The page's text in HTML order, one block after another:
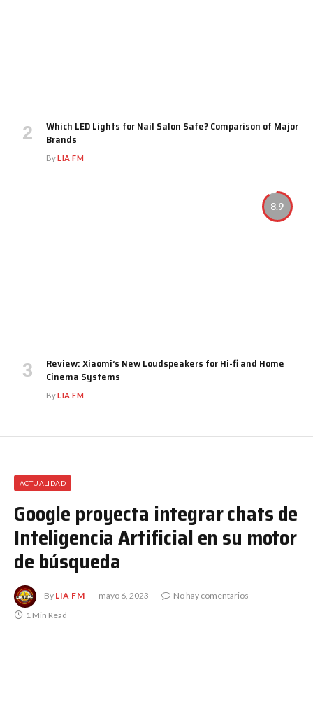
Which LED Lights for Nail Salon Safe? Comparison of Major
Brands
ByLIA FM
8.9
Review: Xiaomi’s New Loudspeakers for Hi-fi and Home
Cinema Systems
ByLIA FM
ACTUALIDAD
Google proyecta integrar chats de
Inteligencia Artificial en su motor
de búsqueda
By LIA FM mayo 6, 2023
No hay comentarios
1 Min Read